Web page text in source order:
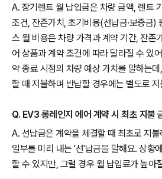
A. 장기렌트 월 납입금은 차량 금액, 렌트
조건, 잔존가치, 초기비용(선납금·보증금)
스 월 비용은 차량 가격과 계약 기간, 잔존
어 상품과 계약 조건에 따라 달라질 수 있
약 종료 시점의 차량 예상 가치를 말하는
할 때 지불하며 반납할 경우에는 별도로
Q. EV3 롱레인지 에어 계약 시 최초 지불
A. 선납금은 계약을 체결할 때 최초로 지불
일부를 미리 내는 '선'납금을 말해요. 상황
할 수 있지만, 그럴 경우 월 납입료가 높아